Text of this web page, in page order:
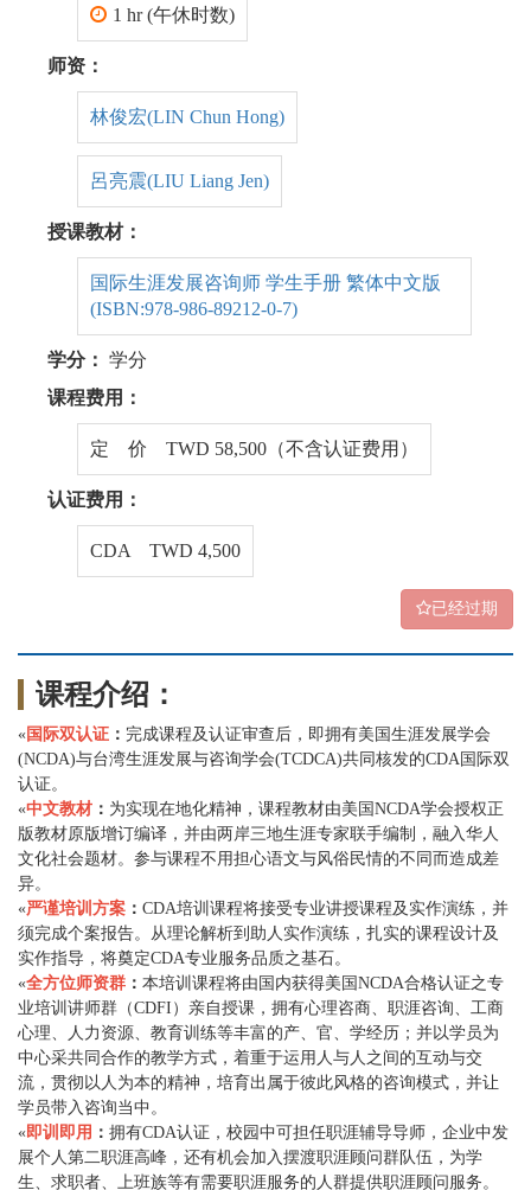
1 hr (午休时数)
师资：
林俊宏(LIN Chun Hong)
呂亮震(LIU Liang Jen)
授课教材：
国际生涯发展咨询师 学生手册 繁体中文版
(ISBN:978-986-89212-0-7)
学分： 学分
课程费用：
定 价 TWD 58,500（不含认证费用）
认证费用：
CDA TWD 4,500
已经过期
课程介绍：
«国际双认证 ： 完成课程及认证审查后，即拥有美国生涯发展学会
(NCDA)与台湾生涯发展与咨询学会(TCDCA)共同核发的CDA国际双
认证。
«中文教材 ： 为实现在地化精神，课程教材由美国NCDA学会授权正
版教材原版增订编译，并由两岸三地生涯专家联手编制，融入华人
文化社会题材。参与课程不用担心语文与风俗民情的不同而造成差
异。
«严谨培训方案 ： CDA培训课程将接受专业讲授课程及实作演练，并
须完成个案报告。从理论解析到助人实作演练，扎实的课程设计及
实作指导，将奠定CDA专业服务品质之基石。
«全方位师资群 ： 本培训课程将由国内获得美国NCDA合格认证之专
业培训讲师群（CDFI）亲自授课，拥有心理咨商、职涯咨询、工商
心理、人力资源、教育训练等丰富的产、官、学经历；并以学员为
中心采共同合作的教学方式，着重于运用人与人之间的互动与交
流，贯彻以人为本的精神，培育出属于彼此风格的咨询模式，并让
学员带入咨询当中。
«即训即用 ： 拥有CDA认证，校园中可担任职涯辅导导师，企业中发
展个人第二职涯高峰，还有机会加入摆渡职涯顾问群队伍，为学
生、求职者、上班族等有需要职涯服务的人群提供职涯顾问服务。